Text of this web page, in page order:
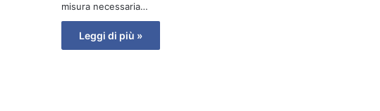
misura necessaria…
Leggi di più »